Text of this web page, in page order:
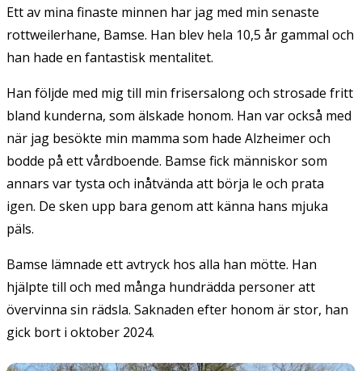
Ett av mina finaste minnen har jag med min senaste
rottweilerhane, Bamse. Han blev hela 10,5 år gammal och
han hade en fantastisk mentalitet.
Han följde med mig till min frisersalong och strosade fritt
bland kunderna, som älskade honom. Han var också med
när jag besökte min mamma som hade Alzheimer och
bodde på ett vårdboende. Bamse fick människor som
annars var tysta och inåtvända att börja le och prata
igen. De sken upp bara genom att känna hans mjuka
päls.
Bamse lämnade ett avtryck hos alla han mötte. Han
hjälpte till och med många hundrädda personer att
övervinna sin rädsla. Saknaden efter honom är stor, han
gick bort i oktober 2024.